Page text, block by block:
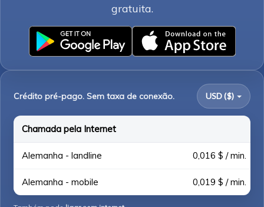
gratuita.
Crédito pré-pago. Sem taxa de conexão. USD ($)
Chamada pela Internet
Alemanha - landline 0,016 $ / min.
Alemanha - mobile 0,019 $ / min.